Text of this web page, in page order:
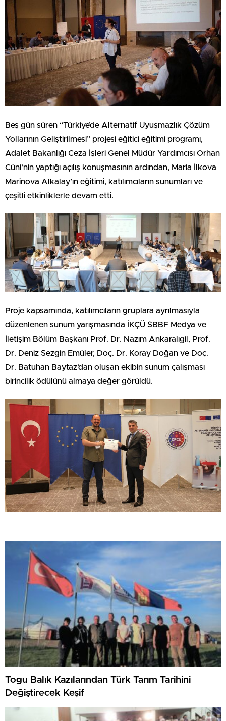
Beş gün süren “Türkiye’de Alternatif Uyuşmazlık Çözüm
Yollarının Geliştirilmesi” projesi eğitici eğitimi programı,
Adalet Bakanlığı Ceza İşleri Genel Müdür Yardımcısı Orhan
Cüni’nin yaptığı açılış konuşmasının ardından, Maria İlkova
Marinova Alkalay’ın eğitimi, katılımcıların sunumları ve
çeşitli etkinliklerle devam etti.
Proje kapsamında, katılımcıların gruplara ayrılmasıyla
düzenlenen sunum yarışmasında İKÇÜ SBBF Medya ve
İletişim Bölüm Başkanı Prof. Dr. Nazım Ankaralıgil, Prof.
Dr. Deniz Sezgin Emüler, Doç. Dr. Koray Doğan ve Doç.
Dr. Batuhan Baytaz’dan oluşan ekibin sunum çalışması
birincilik ödülünü almaya değer görüldü.
Togu Balık Kazılarından Türk Tarım Tarihini
Değiştirecek Keşif